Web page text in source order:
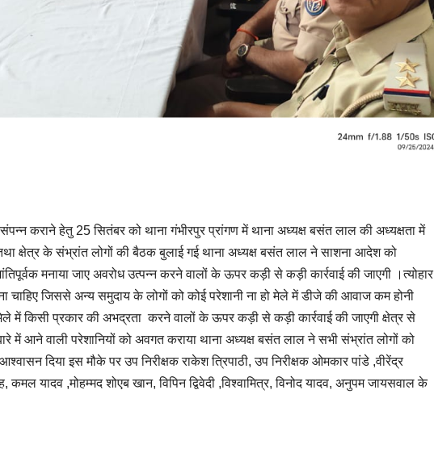
संपन्न कराने हेतु 25 सितंबर को थाना गंभीरपुर प्रांगण में थाना अध्यक्ष बसंत लाल की अध्यक्षता में
क्षेत्र के संभ्रांत लोगों की बैठक बुलाई गई थाना अध्यक्ष बसंत लाल ने साशना आदेश को
मनाया जाए अवरोध उत्पन्न करने वालों के ऊपर कड़ी से कड़ी कार्रवाई की जाएगी ।त्योहार
चाहिए जिससे अन्य समुदाय के लोगों को कोई परेशानी ना हो मेले में डीजे की आवाज कम होनी
में किसी प्रकार की अभद्रता करने वालों के ऊपर कड़ी से कड़ी कार्रवाई की जाएगी क्षेत्र से
में आने वाली परेशानियों को अवगत कराया थाना अध्यक्ष बसंत लाल ने सभी संभ्रांत लोगों को
दिया इस मौके पर उप निरीक्षक राकेश त्रिपाठी, उप निरीक्षक ओमकार पांडे ,वीरेंद्र
यादव ,मोहम्मद शोएब खान, विपिन द्विवेदी ,विश्वामित्र, विनोद यादव, अनुपम जायसवाल के